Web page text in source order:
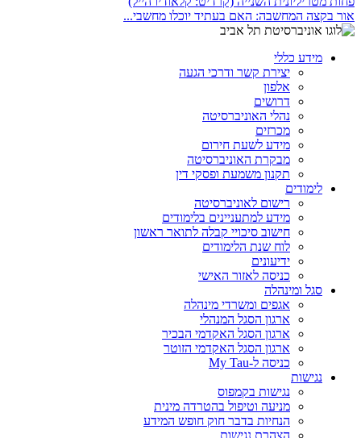
אור בקצה המחשבה: האם בעתיד יוכלו מחשבי...
מידע כללי
יצירת קשר ודרכי הגעה
אלפון
דרושים
נהלי האוניברסיטה
מכרזים
מידע לשעת חירום
מבקרת האוניברסיטה
תקנון משמעת ופסקי דין
לימודים
רישום לאוניברסיטה
מידע למתעניינים בלימודים
חישוב סיכויי קבלה לתואר ראשון
לוח שנת הלימודים
ידיעונים
כניסה לאזור האישי
סגל ומינהלה
אגפים ומשרדי מינהלה
ארגון הסגל המנהלי
ארגון הסגל האקדמי הבכיר
ארגון הסגל האקדמי הזוטר
כניסה ל-My Tau
נגישות
נגישות בקמפוס
מניעה וטיפול בהטרדה מינית
הנחיות בדבר חוק חופש המידע